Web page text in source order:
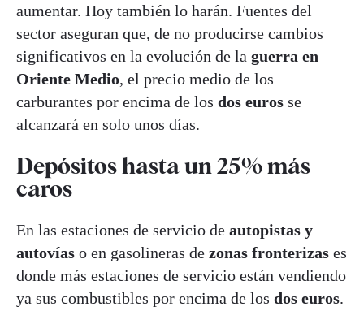
aumentar. Hoy también lo harán. Fuentes del
sector aseguran que, de no producirse cambios
significativos en la evolución de la guerra en
Oriente Medio, el precio medio de los
carburantes por encima de los dos euros se
alcanzará en solo unos días.
Depósitos hasta un 25% más
caros
En las estaciones de servicio de autopistas y
autovías o en gasolineras de zonas fronterizas es
donde más estaciones de servicio están vendiendo
ya sus combustibles por encima de los dos euros.